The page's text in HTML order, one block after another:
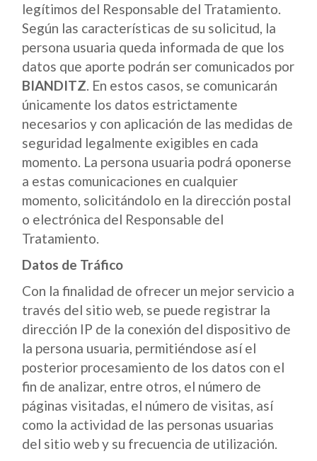
legítimos del Responsable del Tratamiento.
Según las características de su solicitud, la
persona usuaria queda informada de que los
datos que aporte podrán ser comunicados por
BIANDITZ. En estos casos, se comunicarán
únicamente los datos estrictamente
necesarios y con aplicación de las medidas de
seguridad legalmente exigibles en cada
momento. La persona usuaria podrá oponerse
a estas comunicaciones en cualquier
momento, solicitándolo en la dirección postal
o electrónica del Responsable del
Tratamiento.
Datos de Tráfico
Con la finalidad de ofrecer un mejor servicio a
través del sitio web, se puede registrar la
dirección IP de la conexión del dispositivo de
la persona usuaria, permitiéndose así el
posterior procesamiento de los datos con el
fin de analizar, entre otros, el número de
páginas visitadas, el número de visitas, así
como la actividad de las personas usuarias
del sitio web y su frecuencia de utilización.